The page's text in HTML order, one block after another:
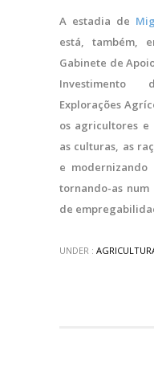
A estadia de
está, também,
Gabinete de
Investimento
Explorações
os agricultores e
as culturas, as
e
tornando-as
de
UNDER :